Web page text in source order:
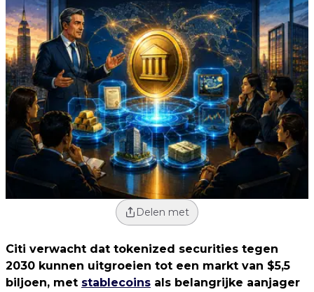
Delen met
Citi verwacht dat tokenized securities tegen
2030 kunnen uitgroeien tot een markt van $5,5
biljoen, met stablecoins als belangrijke aanjager